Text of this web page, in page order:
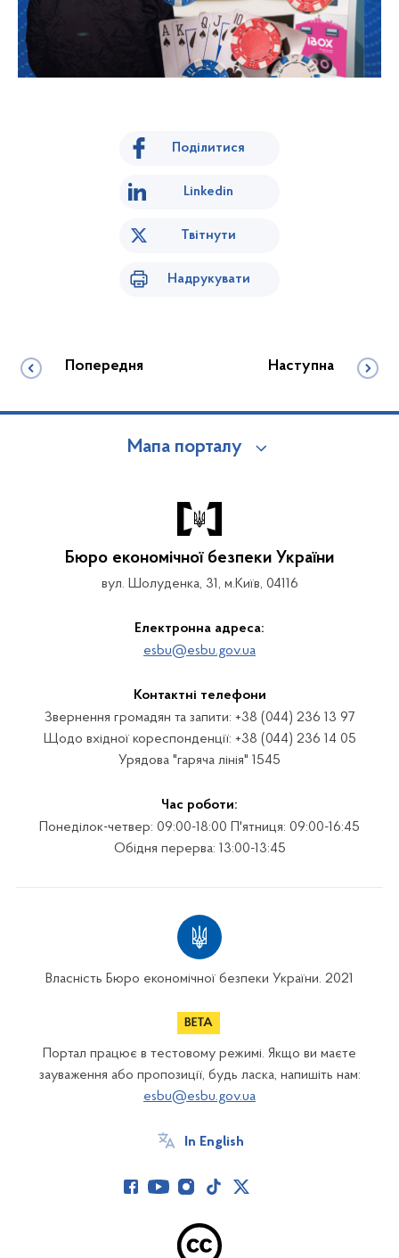
Поділитися
Linkedin
Твітнути
Надрукувати
Попередня Наступна
Мапа порталу
Бюро економічної безпеки України
вул. Шолуденка, 31, м.Київ, 04116
Електронна адреса:
esbu@esbu.gov.ua
Контактні телефони
Звернення громадян та запити: +38 (044) 236 13 97
Щодо вхідної кореспонденції: +38 (044) 236 14 05
Урядова "гаряча лінія" 1545
Час роботи:
Понеділок-четвер: 09:00-18:00 П'ятниця: 09:00-16:45
Обідня перерва: 13:00-13:45
Власність Бюро економічної безпеки України. 2021
Портал працює в тестовому режимі. Якщо ви маєте
зауваження або пропозиції, будь ласка, напишіть нам:
esbu@esbu.gov.ua
In English